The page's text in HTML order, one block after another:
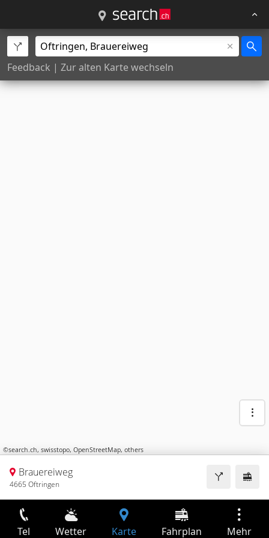
Feedback | Zur alten Karte wechseln
©search.ch, swisstopo, OpenStreetMap, others
Brauereiweg
4665 Oftringen
Tel Wetter Karte Fahrplan Mehr